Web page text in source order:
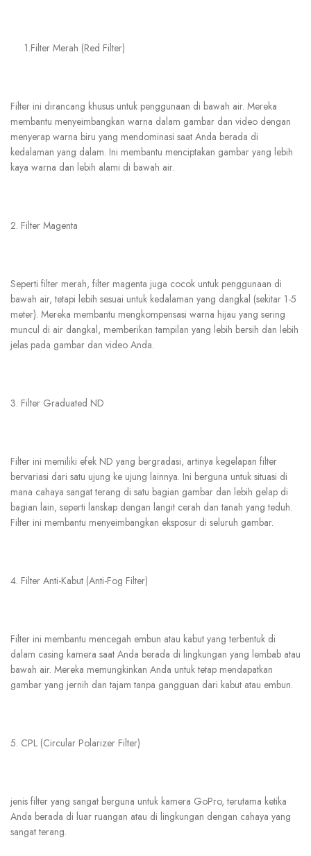
1.Filter Merah (Red Filter)
Filter ini dirancang khusus untuk penggunaan di bawah air. Mereka
membantu menyeimbangkan warna dalam gambar dan video dengan
menyerap warna biru yang mendominasi saat Anda berada di
kedalaman yang dalam. Ini membantu menciptakan gambar yang lebih
kaya warna dan lebih alami di bawah air.
2. Filter Magenta
Seperti filter merah, filter magenta juga cocok untuk penggunaan di
bawah air, tetapi lebih sesuai untuk kedalaman yang dangkal (sekitar 1-5
meter). Mereka membantu mengkompensasi warna hijau yang sering
muncul di air dangkal, memberikan tampilan yang lebih bersih dan lebih
jelas pada gambar dan video Anda.
3. Filter Graduated ND
Filter ini memiliki efek ND yang bergradasi, artinya kegelapan filter
bervariasi dari satu ujung ke ujung lainnya. Ini berguna untuk situasi di
mana cahaya sangat terang di satu bagian gambar dan lebih gelap di
bagian lain, seperti lanskap dengan langit cerah dan tanah yang teduh.
Filter ini membantu menyeimbangkan eksposur di seluruh gambar.
4. Filter Anti-Kabut (Anti-Fog Filter)
Filter ini membantu mencegah embun atau kabut yang terbentuk di
dalam casing kamera saat Anda berada di lingkungan yang lembab atau
bawah air. Mereka memungkinkan Anda untuk tetap mendapatkan
gambar yang jernih dan tajam tanpa gangguan dari kabut atau embun.
5. CPL (Circular Polarizer Filter)
jenis filter yang sangat berguna untuk kamera GoPro, terutama ketika
Anda berada di luar ruangan atau di lingkungan dengan cahaya yang
sangat terang.